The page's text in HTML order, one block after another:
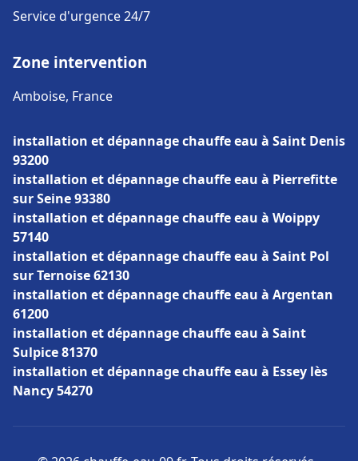
Service d'urgence 24/7
Zone intervention
Amboise, France
installation et dépannage chauffe eau à Saint Denis
93200
installation et dépannage chauffe eau à Pierrefitte
sur Seine 93380
installation et dépannage chauffe eau à Woippy
57140
installation et dépannage chauffe eau à Saint Pol
sur Ternoise 62130
installation et dépannage chauffe eau à Argentan
61200
installation et dépannage chauffe eau à Saint
Sulpice 81370
installation et dépannage chauffe eau à Essey lès
Nancy 54270